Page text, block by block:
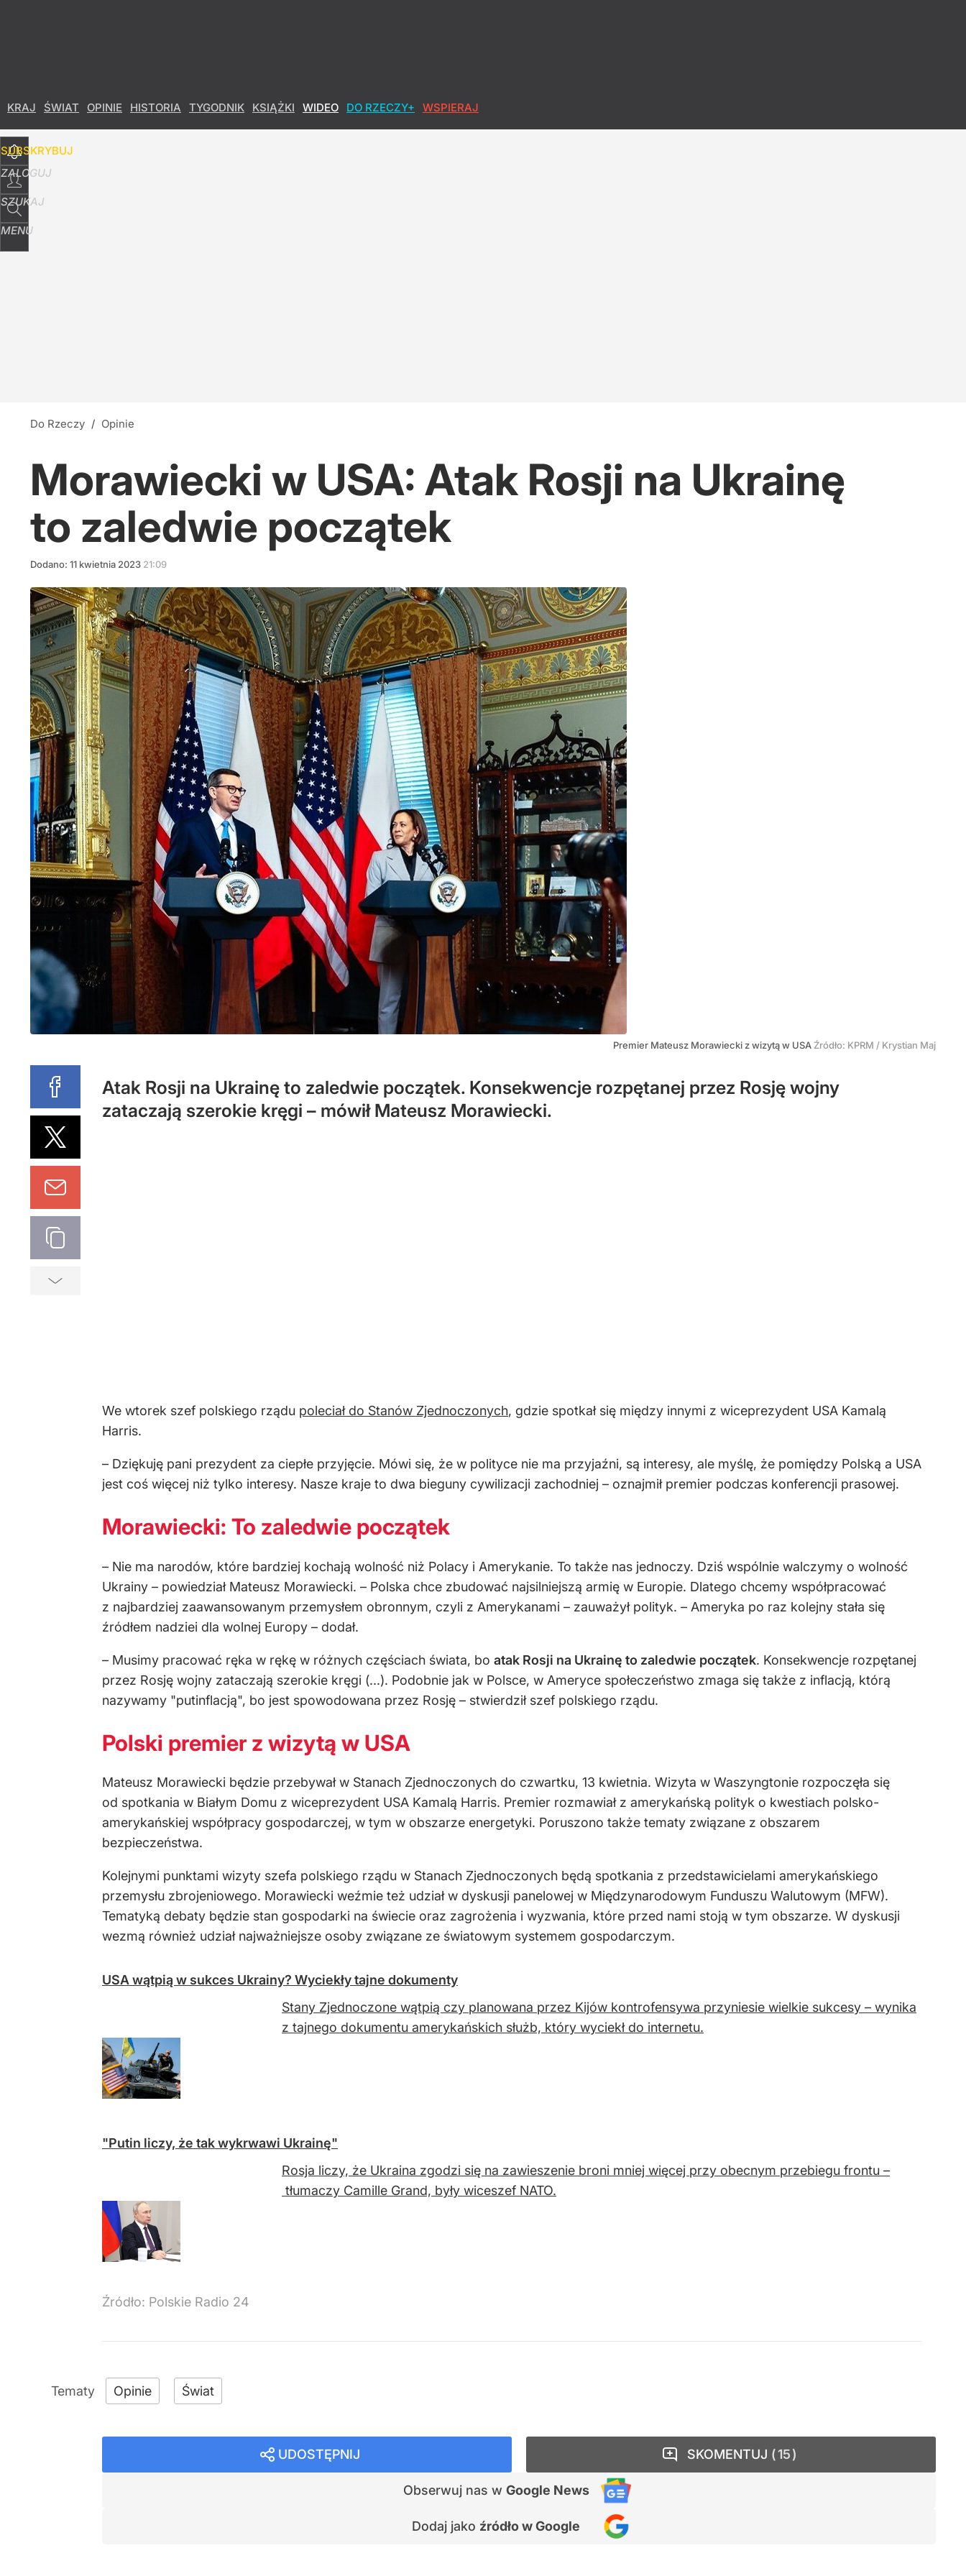
KRAJ ŚWIAT OPINIE HISTORIA TYGODNIK KSIĄŻKI WIDEO DO RZECZY+ WSPIERAJ
SUBSKRYBUJ
ZALOGUJ
SZUKAJ
MENU
Do Rzeczy / Opinie
Morawiecki w USA: Atak Rosji na Ukrainę
to zaledwie początek
Dodano: 11 kwietnia 2023 21:09
Premier Mateusz Morawiecki z wizytą w USA Źródło: KPRM / Krystian Maj
Atak Rosji na Ukrainę to zaledwie początek. Konsekwencje rozpętanej przez Rosję wojny
zataczają szerokie kręgi – mówił Mateusz Morawiecki.
We wtorek szef polskiego rządu poleciał do Stanów Zjednoczonych, gdzie spotkał się między innymi z wiceprezydent USA Kamalą
Harris.
– Dziękuję pani prezydent za ciepłe przyjęcie. Mówi się, że w polityce nie ma przyjaźni, są interesy, ale myślę, że pomiędzy Polską a USA
jest coś więcej niż tylko interesy. Nasze kraje to dwa bieguny cywilizacji zachodniej – oznajmił premier podczas konferencji prasowej.
Morawiecki: To zaledwie początek
– Nie ma narodów, które bardziej kochają wolność niż Polacy i Amerykanie. To także nas jednoczy. Dziś wspólnie walczymy o wolność
Ukrainy – powiedział Mateusz Morawiecki. – Polska chce zbudować najsilniejszą armię w Europie. Dlatego chcemy współpracować
z najbardziej zaawansowanym przemysłem obronnym, czyli z Amerykanami – zauważył polityk. – Ameryka po raz kolejny stała się
źródłem nadziei dla wolnej Europy – dodał.
– Musimy pracować ręka w rękę w różnych częściach świata, bo atak Rosji na Ukrainę to zaledwie początek. Konsekwencje rozpętanej
przez Rosję wojny zataczają szerokie kręgi (...). Podobnie jak w Polsce, w Ameryce społeczeństwo zmaga się także z inflacją, którą
nazywamy "putinflacją", bo jest spowodowana przez Rosję – stwierdził szef polskiego rządu.
Polski premier z wizytą w USA
Mateusz Morawiecki będzie przebywał w Stanach Zjednoczonych do czwartku, 13 kwietnia. Wizyta w Waszyngtonie rozpoczęła się
od spotkania w Białym Domu z wiceprezydent USA Kamalą Harris. Premier rozmawiał z amerykańską polityk o kwestiach polsko-
amerykańskiej współpracy gospodarczej, w tym w obszarze energetyki. Poruszono także tematy związane z obszarem
bezpieczeństwa.
Kolejnymi punktami wizyty szefa polskiego rządu w Stanach Zjednoczonych będą spotkania z przedstawicielami amerykańskiego
przemysłu zbrojeniowego. Morawiecki weźmie też udział w dyskusji panelowej w Międzynarodowym Funduszu Walutowym (MFW).
Tematyką debaty będzie stan gospodarki na świecie oraz zagrożenia i wyzwania, które przed nami stoją w tym obszarze. W dyskusji
wezmą również udział najważniejsze osoby związane ze światowym systemem gospodarczym.
USA wątpią w sukces Ukrainy? Wyciekły tajne dokumenty
Stany Zjednoczone wątpią czy planowana przez Kijów kontrofensywa przyniesie wielkie sukcesy – wynika
z tajnego dokumentu amerykańskich służb, który wyciekł do internetu.
"Putin liczy, że tak wykrwawi Ukrainę"
Rosja liczy, że Ukraina zgodzi się na zawieszenie broni mniej więcej przy obecnym przebiegu frontu –
tłumaczy Camille Grand, były wiceszef NATO.
Źródło: Polskie Radio 24
Opinie Świat
UDOSTĘPNIJ
Obserwuj nas w Google News
Dodaj jako źródło w Google
SKOMENTUJ 15